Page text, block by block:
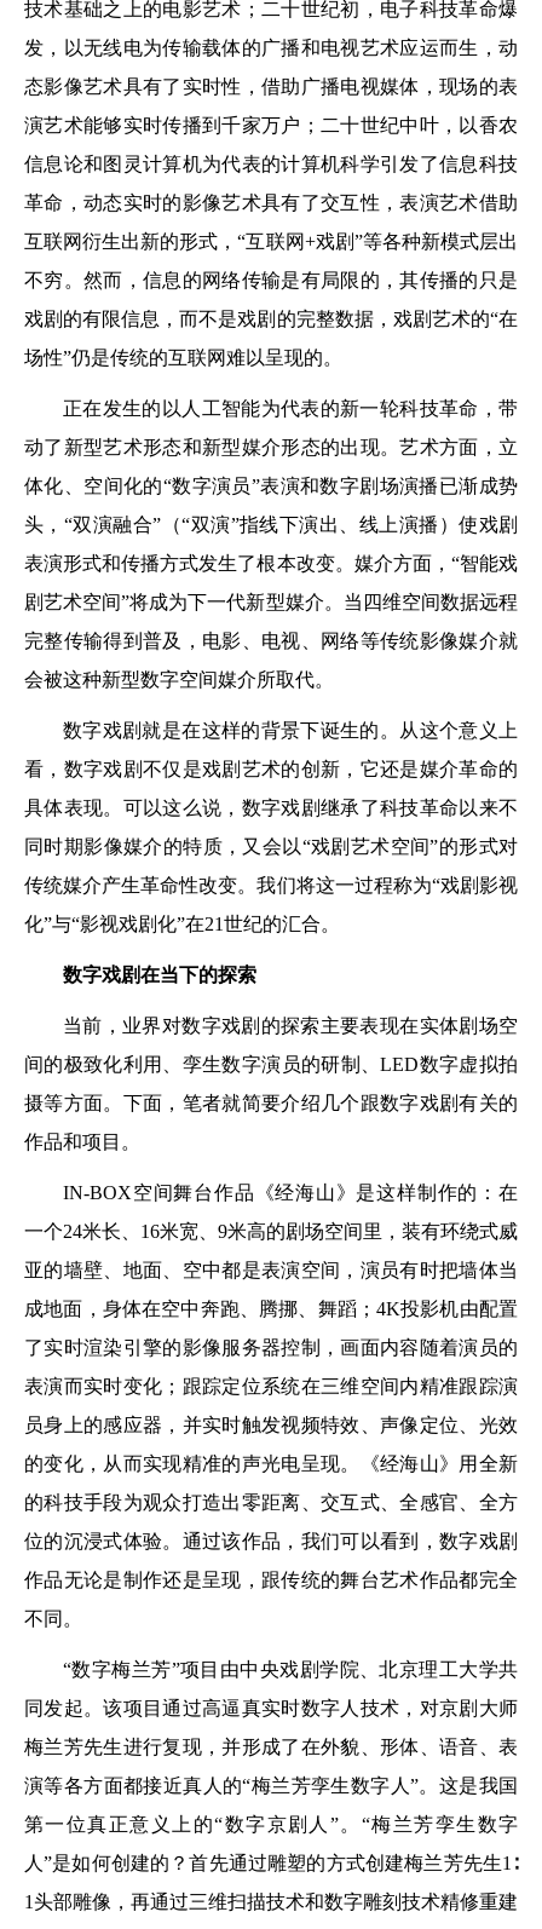
技术基础之上的电影艺术；二十世纪初，电子科技革命爆
发，以无线电为传输载体的广播和电视艺术应运而生，动
态影像艺术具有了实时性，借助广播电视媒体，现场的表
演艺术能够实时传播到千家万户；二十世纪中叶，以香农
信息论和图灵计算机为代表的计算机科学引发了信息科技
革命，动态实时的影像艺术具有了交互性，表演艺术借助
互联网衍生出新的形式，“互联网+戏剧”等各种新模式层出
不穷。然而，信息的网络传输是有局限的，其传播的只是
戏剧的有限信息，而不是戏剧的完整数据，戏剧艺术的“在
场性”仍是传统的互联网难以呈现的。
正在发生的以人工智能为代表的新一轮科技革命，带
动了新型艺术形态和新型媒介形态的出现。艺术方面，立
体化、空间化的“数字演员”表演和数字剧场演播已渐成势
头，“双演融合”（“双演”指线下演出、线上演播）使戏剧
表演形式和传播方式发生了根本改变。媒介方面，“智能戏
剧艺术空间”将成为下一代新型媒介。当四维空间数据远程
完整传输得到普及，电影、电视、网络等传统影像媒介就
会被这种新型数字空间媒介所取代。
数字戏剧就是在这样的背景下诞生的。从这个意义上
看，数字戏剧不仅是戏剧艺术的创新，它还是媒介革命的
具体表现。可以这么说，数字戏剧继承了科技革命以来不
同时期影像媒介的特质，又会以“戏剧艺术空间”的形式对
传统媒介产生革命性改变。我们将这一过程称为“戏剧影视
化”与“影视戏剧化”在21世纪的汇合。
数字戏剧在当下的探索
当前，业界对数字戏剧的探索主要表现在实体剧场空
间的极致化利用、孪生数字演员的研制、LED数字虚拟拍
摄等方面。下面，笔者就简要介绍几个跟数字戏剧有关的
作品和项目。
IN-BOX空间舞台作品《经海山》是这样制作的：在
一个24米长、16米宽、9米高的剧场空间里，装有环绕式威
亚的墙壁、地面、空中都是表演空间，演员有时把墙体当
成地面，身体在空中奔跑、腾挪、舞蹈；4K投影机由配置
了实时渲染引擎的影像服务器控制，画面内容随着演员的
表演而实时变化；跟踪定位系统在三维空间内精准跟踪演
员身上的感应器，并实时触发视频特效、声像定位、光效
的变化，从而实现精准的声光电呈现。《经海山》用全新
的科技手段为观众打造出零距离、交互式、全感官、全方
位的沉浸式体验。通过该作品，我们可以看到，数字戏剧
作品无论是制作还是呈现，跟传统的舞台艺术作品都完全
不同。
“数字梅兰芳”项目由中央戏剧学院、北京理工大学共
同发起。该项目通过高逼真实时数字人技术，对京剧大师
梅兰芳先生进行复现，并形成了在外貌、形体、语音、表
演等各方面都接近真人的“梅兰芳孪生数字人”。这是我国
第一位真正意义上的“数字京剧人”。“梅兰芳孪生数字
人”是如何创建的？首先通过雕塑的方式创建梅兰芳先生1∶
1头部雕像，再通过三维扫描技术和数字雕刻技术精修重建